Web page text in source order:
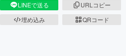
CAMPFIRE for Social Good
LINEで送る
URLコピー
埋め込み
QRコード